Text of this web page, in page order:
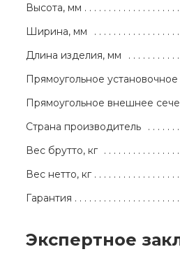
Высота, мм
Ширина, мм
Длина изделия, мм
Прямоугольное
Прямоугольное внешнее
Страна производитель
Вес брутто, кг
Вес нетто, кг
Гарантия
Экспертное